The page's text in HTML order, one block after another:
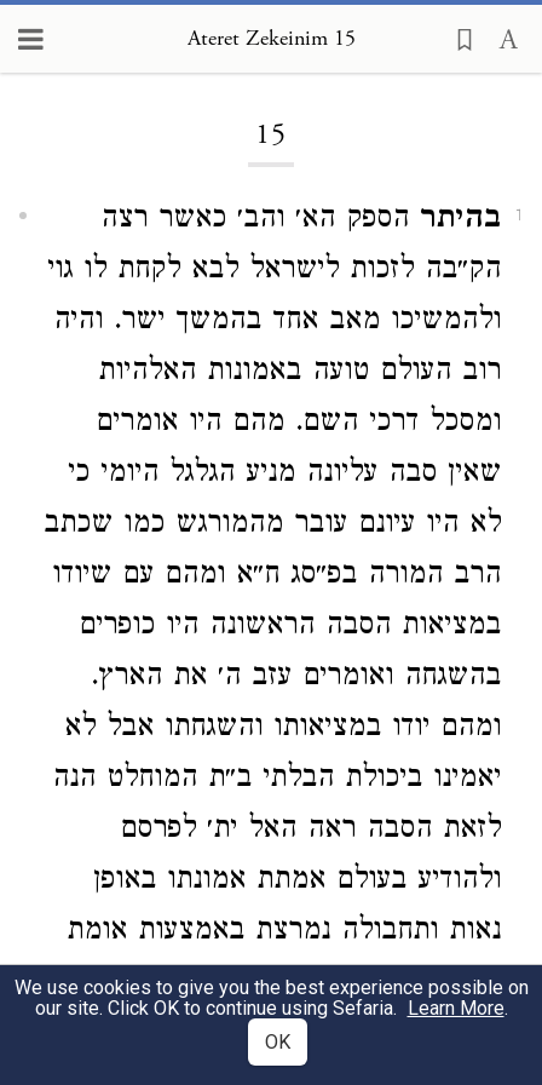
Ateret Zekeinim 15
15
1 בהיתר הספק הא׳ והב׳ כאשר רצה
הק״בה לזכות לישראל לבא לקחת לו גוי
ולהמשיכו מאב אחד בהמשך ישר. והיה
רוב העולם טועה באמונות האלהיות
ומסכל דרכי השם. מהם היו אומרים
שאין סבה עליונה מניע הגלגל היומי כי
לא היו עיונם עובר מהמורגש כמו שכתב
הרב המורה בפ״סג ח״א ומהם עם שיודו
במציאות הסבה הראשונה היו כופרים
בהשגחה ואומרים עזב ה׳ את הארץ.
ומהם יודו במציאותו והשגחתו אבל לא
יאמינו ביכולת הבלתי ב״ת המוחלט הנה
לזאת הסבה ראה האל ית׳ לפרסם
ולהודיע בעולם אמתת אמונתו באופן
נאות ותחבולה נמרצת באמצעות אומת
ישראל וזה בשיביאם בגלות בארץ
מצרים יען היו שם כופרים רבים והיא
We use cookies to give you the best experience possible on
our site. Click OK to continue using Sefaria. Learn More.
OK